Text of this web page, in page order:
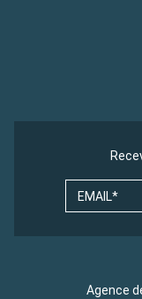
EMAIL*
Agence